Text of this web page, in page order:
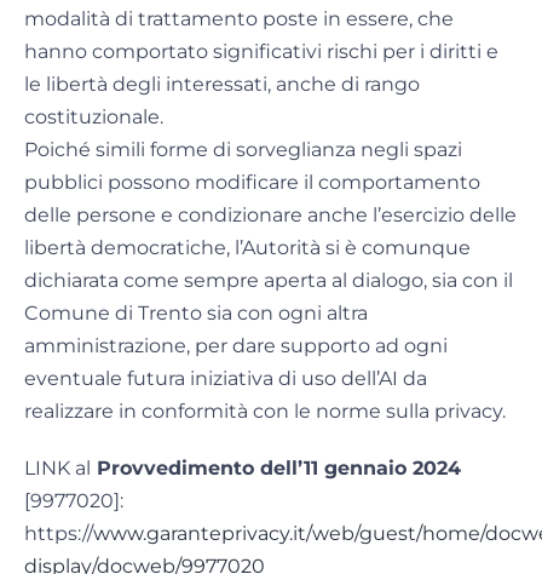
modalità di trattamento poste in essere, che
hanno comportato significativi rischi per i diritti e
le libertà degli interessati, anche di rango
costituzionale.
Poiché simili forme di sorveglianza negli spazi
pubblici possono modificare il comportamento
delle persone e condizionare anche l’esercizio delle
libertà democratiche, l’Autorità si è comunque
dichiarata come sempre aperta al dialogo, sia con il
Comune di Trento sia con ogni altra
amministrazione, per dare supporto ad ogni
eventuale futura iniziativa di uso dell’AI da
realizzare in conformità con le norme sulla privacy.
LINK al Provvedimento dell’11 gennaio 2024
[9977020]:
https://www.garanteprivacy.it/web/guest/home/
display/docweb/9977020